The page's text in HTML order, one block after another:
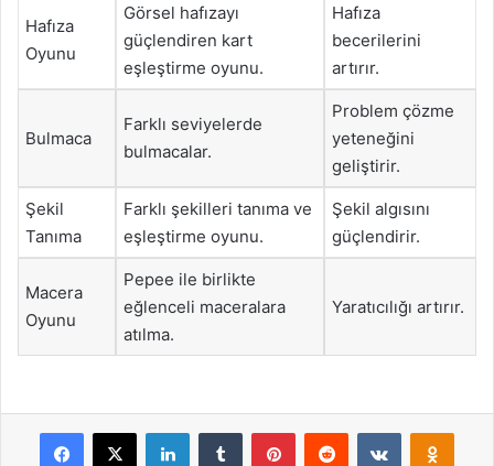
Hafıza
Oyunu
Görsel hafızayı
güçlendiren kart
eşleştirme oyunu.
Hafıza
becerilerini
artırır.
Bulmaca
Farklı seviyelerde
bulmacalar.
Problem çözme
yeteneğini
geliştirir.
Şekil
Tanıma
Farklı şekilleri tanıma ve
eşleştirme oyunu.
Şekil algısını
güçlendirir.
Macera
Oyunu
Pepee ile birlikte
eğlenceli maceralara
atılma.
Yaratıcılığı artırır.
Facebook
X LinkedInTumblr PinterestReddit VKontakte